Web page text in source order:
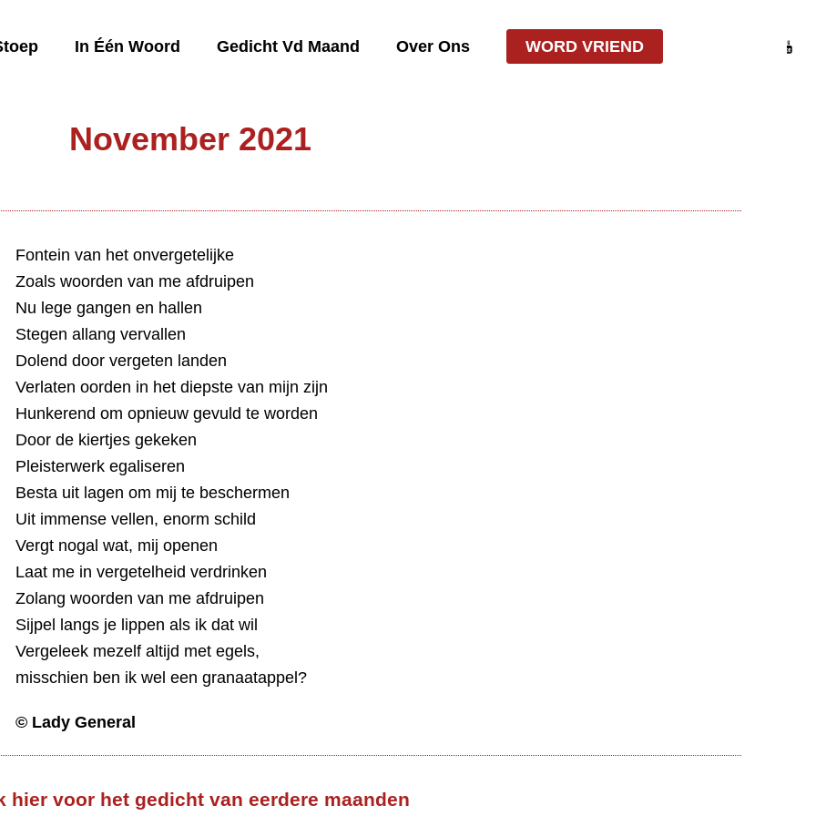
In Één Woord Gedicht Vd Maand Over Ons WORD VRIEND
November 2021
Fontein van het onvergetelijke
Zoals woorden van me afdruipen
Nu lege gangen en hallen
Stegen allang vervallen
Dolend door vergeten landen
Verlaten oorden in het diepste van mijn zijn
Hunkerend om opnieuw gevuld te worden
Door de kiertjes gekeken
Pleisterwerk egaliseren
Besta uit lagen om mij te beschermen
Uit immense vellen, enorm schild
Vergt nogal wat, mij openen
Laat me in vergetelheid verdrinken
Zolang woorden van me afdruipen
Sijpel langs je lippen als ik dat wil
Vergeleek mezelf altijd met egels,
misschien ben ik wel een granaatappel?
© Lady General
hier voor het gedicht van eerdere maanden